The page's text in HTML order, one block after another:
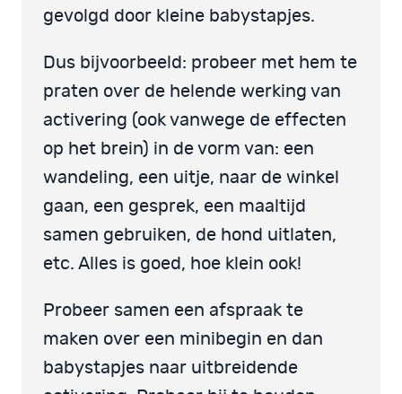
gevolgd door kleine babystapjes.
Dus bijvoorbeeld: probeer met hem te
praten over de helende werking van
activering (ook vanwege de effecten
op het brein) in de vorm van: een
wandeling, een uitje, naar de winkel
gaan, een gesprek, een maaltijd
samen gebruiken, de hond uitlaten,
etc. Alles is goed, hoe klein ook!
Probeer samen een afspraak te
maken over een minibegin en dan
babystapjes naar uitbreidende